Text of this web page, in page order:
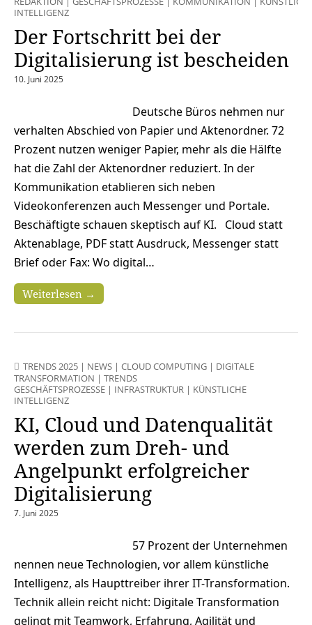
INTELLIGENZ
Der Fortschritt bei der
Digitalisierung ist bescheiden
10. Juni 2025
Deutsche Büros nehmen nur
verhalten Abschied von Papier und Aktenordner. 72
Prozent nutzen weniger Papier, mehr als die Hälfte
hat die Zahl der Aktenordner reduziert. In der
Kommunikation etablieren sich neben
Videokonferenzen auch Messenger und Portale.
Beschäftigte schauen skeptisch auf KI. Cloud statt
Aktenablage, PDF statt Ausdruck, Messenger statt
Brief oder Fax: Wo digital…
Weiterlesen →
TRENDS 2025 | NEWS | CLOUD COMPUTING | DIGITALE
TRANSFORMATION | TRENDS
GESCHÄFTSPROZESSE | INFRASTRUKTUR | KÜNSTLICHE
INTELLIGENZ
KI, Cloud und Datenqualität
werden zum Dreh- und
Angelpunkt erfolgreicher
Digitalisierung
7. Juni 2025
57 Prozent der Unternehmen
nennen neue Technologien, vor allem künstliche
Intelligenz, als Haupttreiber ihrer IT-Transformation.
Technik allein reicht nicht: Digitale Transformation
gelingt mit Teamwork, Erfahrung, Agilität und